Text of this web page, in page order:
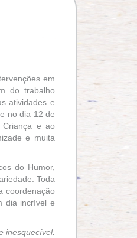
em
do trabalho
atividades e
no dia 12 de
Criança e ao
e muita
do Humor,
Toda
coordenação
dia incrível e
inesquecível.